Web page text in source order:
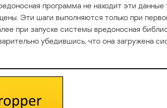
программа не находит эти данные
Эти шаги выполняются только при
при запуске системы вредоносная
убедившись, что она загружена